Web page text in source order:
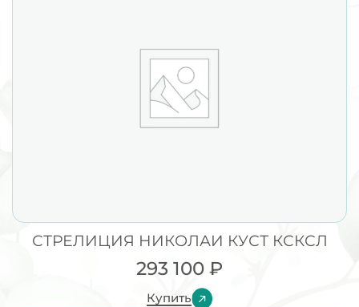
СТРЕЛИЦИЯ НИКОЛАИ КУСТ КСКСЛ
293 100 ₽
Купить